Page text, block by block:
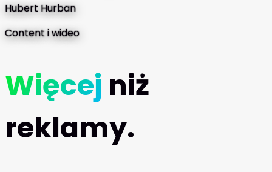
Hubert Hurban
Content i wideo
Więcej niż
reklamy.